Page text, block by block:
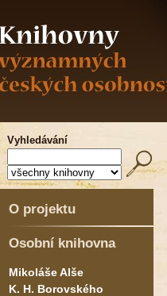
Vyhledávání
O projektu
Osobní knihovna
Mikoláše Alše
K. H. Borovského